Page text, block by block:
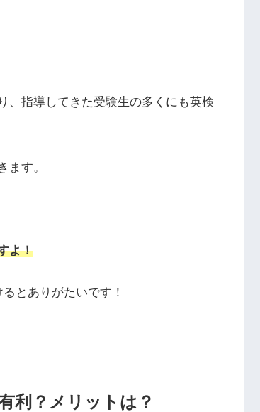
、指導してきた受験生の多くにも英検
ます。
よ！
とありがたいです！
利？メリットは？